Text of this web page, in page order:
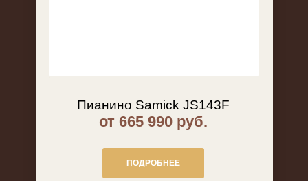
Пианино Samick JS143F
от 665 990 руб.
ПОДРОБНЕЕ